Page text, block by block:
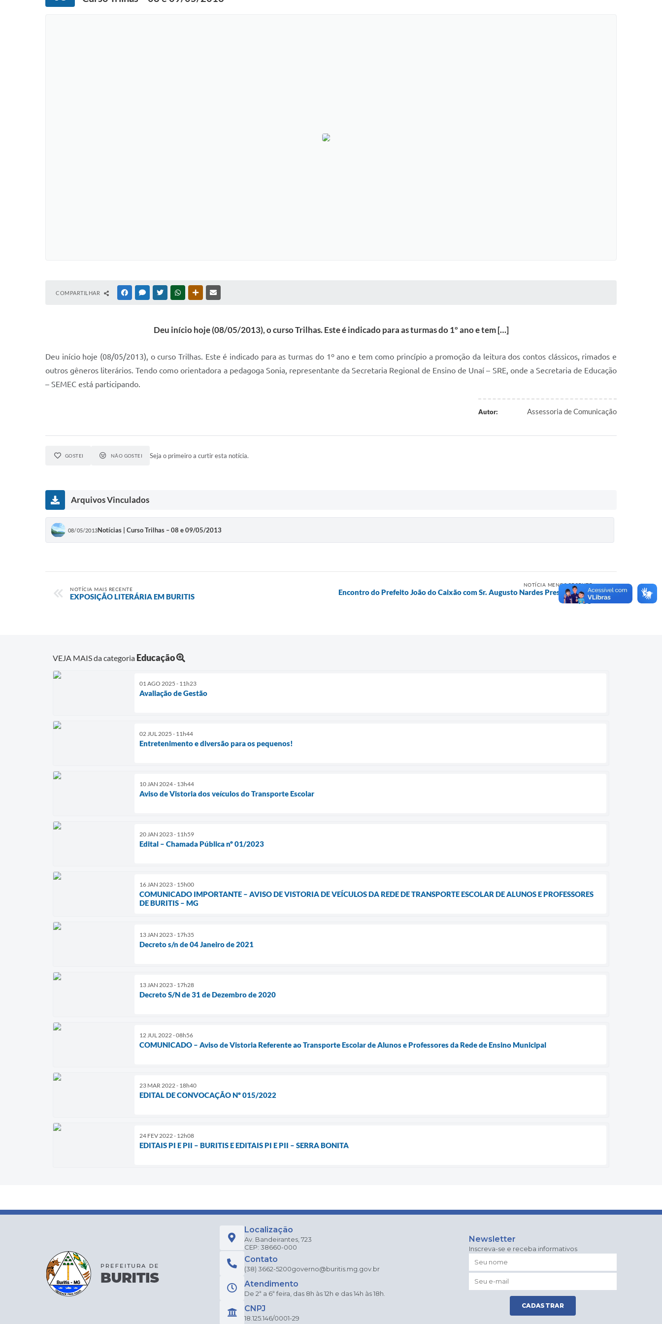
COMPARTILHAR FACEBOOKMESSENGER
TWITTERWHATSAPPOUTRAS MÍDIAS
Deu início hoje (08/05/2013), o curso Trilhas. Este é indicado para as turmas do 1º ano e tem […]
Deu início hoje (08/05/2013), o curso Trilhas. Este é indicado para as turmas do 1º ano e tem como princípio a promoção da leitura dos contos clássicos, rimados e
outros gêneros literários. Tendo como orientadora a pedagoga Sonia, representante da Secretaria Regional de Ensino de Unaí – SRE, onde a Secretaria de Educação
– SEMEC está participando.
Autor: Assessoria de Comunicação
GOSTEI NÃO GOSTEI Seja o primeiro a curtir esta notícia.
Arquivos Vinculados
08/05/2013Notícias | Curso Trilhas – 08 e 09/05/2013
NOTÍCIA MAIS RECENTE
EXPOSIÇÃO LITERÁRIA EM BURITIS
NOTÍCIA MENOS RECENTE
Encontro do Prefeito João do Caixão com Sr. Augusto Nardes Presidente do
TCU
VEJA MAIS da categoria Educação
01 AGO 2025 - 11h23
Avaliação de Gestão
02 JUL 2025 - 11h44
Entretenimento e diversão para os pequenos!
10 JAN 2024 - 13h44
Aviso de Vistoria dos veículos do Transporte Escolar
20 JAN 2023 - 11h59
Edital – Chamada Pública nº 01/2023
16 JAN 2023 - 15h00
COMUNICADO IMPORTANTE – AVISO DE VISTORIA DE VEÍCULOS DA REDE DE TRANSPORTE ESCOLAR DE ALUNOS E PROFESSORES
DE BURITIS – MG
13 JAN 2023 - 17h35
Decreto s/n de 04 Janeiro de 2021
13 JAN 2023 - 17h28
Decreto S/N de 31 de Dezembro de 2020
12 JUL 2022 - 08h56
COMUNICADO – Aviso de Vistoria Referente ao Transporte Escolar de Alunos e Professores da Rede de Ensino Municipal
23 MAR 2022 - 18h40
EDITAL DE CONVOCAÇÃO Nº 015/2022
24 FEV 2022 - 12h08
EDITAIS PI E PII – BURITIS E EDITAIS PI E PII – SERRA BONITA
Localização
Av. Bandeirantes, 723
CEP: 38660-000
Contato
(38) 3662-5200governo@buritis.mg.gov.br
Atendimento
De 2ª a 6ª feira, das 8h às 12h e das 14h às 18h.
CNPJ
18.125.146/0001-29
Newsletter
Inscreva-se e receba informativos
CADASTRAR